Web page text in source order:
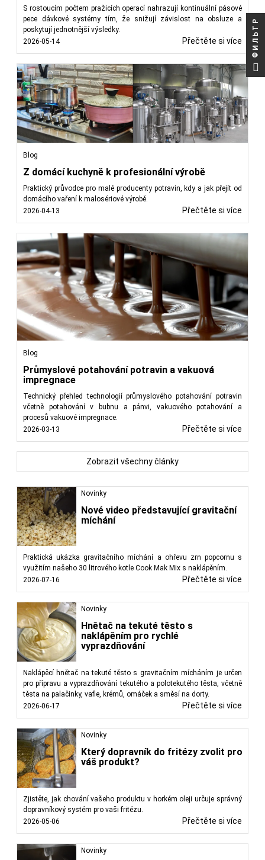
Novinky
Nové video představující gravitační
míchání
Praktická ukázka gravitačního míchání a ohřevu zrn popcornu s
využitím našeho 30 litrového kotle Cook Mak Mix s naklápěním.
2026-07-16
Přečtěte si více
Novinky
Hnětač na tekuté těsto s
naklápěním pro rychlé
vyprazdňování
Naklápěcí hnětač na tekuté těsto s gravitačním mícháním je určen
pro přípravu a vyprazdňování tekutého a polotekutého těsta, včetně
těsta na palačinky, vafle, krémů, omáček a směsí na dorty.
2026-06-17
Přečtěte si více
Novinky
Který dopravník do fritézy zvolit pro
váš produkt?
Zjistěte, jak chování vašeho produktu v horkém oleji určuje správný
dopravníkový systém pro vaši fritézu.
2026-05-06
Přečtěte si více
Novinky
S rostoucím počtem pražicích operací nahrazují kontinuální pásové
pece dávkové systémy tím, že snižují závislost na obsluze a
poskytují jednotnější výsledky.
2026-05-14
Přečtěte si více
Blog
Z domácí kuchyně k profesionální výrobě
Praktický průvodce pro malé producenty potravin, kdy a jak přejít od
domácího vaření k malosériové výrobě.
2026-04-13
Přečtěte si více
Blog
Průmyslové potahování potravin a vakuová
impregnace
Technický přehled technologií průmyslového potahování potravin
včetně potahování v bubnu a pánvi, vakuového potahování a
procesů vakuové impregnace.
2026-03-13
Přečtěte si více
Zobrazit všechny články
ФИЛЬТР